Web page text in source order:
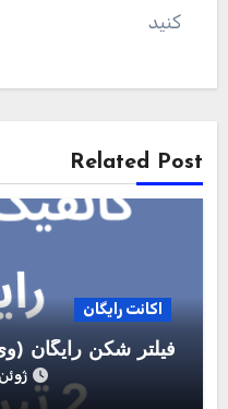
کنید
راهبری
Related Post
اکانت رایگان
فیلتر شکن رایگان (وی تو
ژوئن 23, 2026